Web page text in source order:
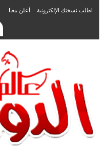
اطلب نسختك الإلكترونية أعلن معنا